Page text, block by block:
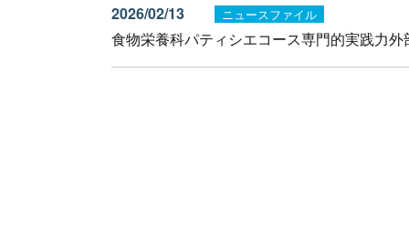
2026/02/13 ニュースファイル
食物栄養科パティシエコース専門的実践力外